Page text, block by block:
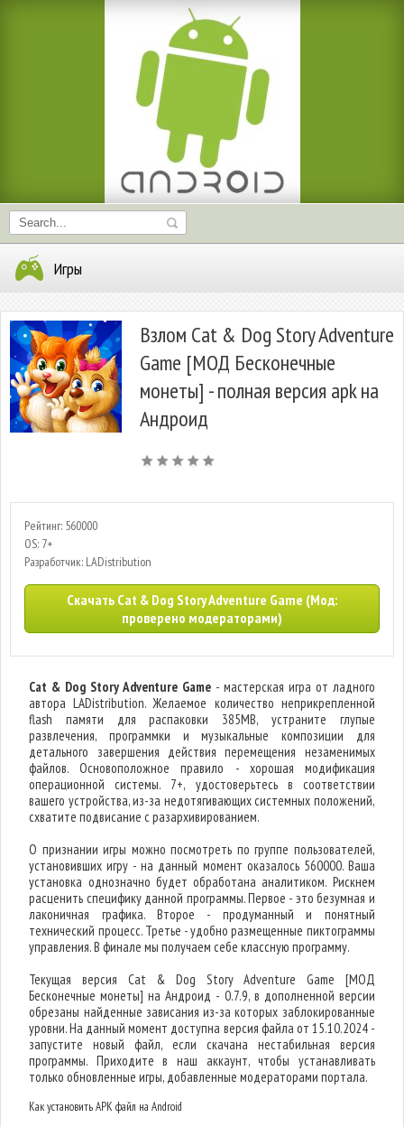
Игры
Взлом Cat & Dog Story Adventure
Game [МОД Бесконечные
монеты] - полная версия apk на
Андроид
Рейтинг: 560000
OS: 7+
Разработчик: LADistribution
Скачать Cat & Dog Story Adventure Game (Мод:
проверено модераторами)
Cat & Dog Story Adventure Game - мастерская игра от ладного
автора LADistribution. Желаемое количество неприкрепленной
flash памяти для распаковки 385MB, устраните глупые
развлечения, программки и музыкальные композиции для
детального завершения действия перемещения незаменимых
файлов. Основоположное правило - хорошая модификация
операционной системы. 7+, удостоверьтесь в соответствии
вашего устройства, из-за недотягивающих системных положений,
схватите подвисание с разархивированием.
О признании игры можно посмотреть по группе пользователей,
установивших игру - на данный момент оказалось 560000. Ваша
установка однозначно будет обработана аналитиком. Рискнем
расценить специфику данной программы. Первое - это безумная и
лаконичная графика. Второе - продуманный и понятный
технический процесс. Третье - удобно размещенные пиктограммы
управления. В финале мы получаем себе классную программу.
Текущая версия Cat & Dog Story Adventure Game [МОД
Бесконечные монеты] на Андроид - 0.7.9, в дополненной версии
обрезаны найденные зависания из-за которых заблокированные
уровни. На данный момент доступна версия файла от 15.10.2024 -
запустите новый файл, если скачана нестабильная версия
программы. Приходите в наш аккаунт, чтобы устанавливать
только обновленные игры, добавленные модераторами портала.
Как установить APK файл на Android